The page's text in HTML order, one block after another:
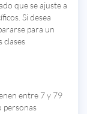
que se ajuste a
Si desea
para un
clases
entre 7 y 79
personas